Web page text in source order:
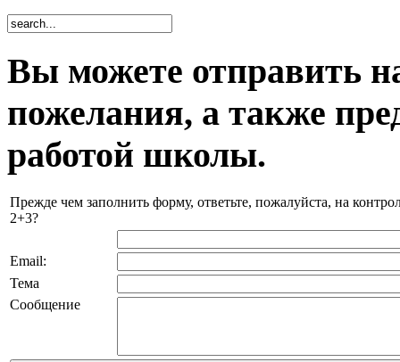
Вы можете отправить
пожелания, а также
работой школы.
Прежде чем заполнить форму, ответьте, пожалуйста, на
2+3?
Email:
Тема
Сообщение